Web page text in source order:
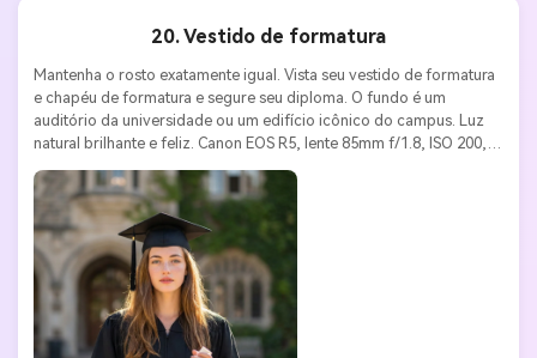
20. Vestido de formatura
Mantenha o rosto exatamente igual. Vista seu vestido de formatura
e chapéu de formatura e segure seu diploma. O fundo é um
auditório da universidade ou um edifício icônico do campus. Luz
natural brilhante e feliz. Canon EOS R5, lente 85mm f/1.8, ISO 200,